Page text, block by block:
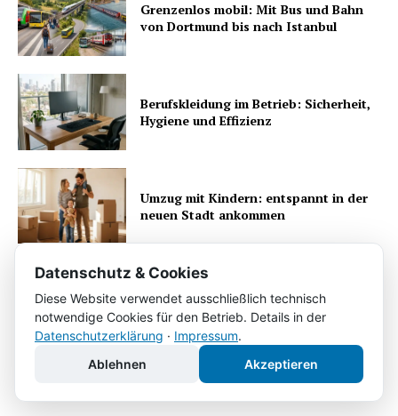
Grenzenlos mobil: Mit Bus und Bahn
von Dortmund bis nach Istanbul
Berufskleidung im Betrieb: Sicherheit,
Hygiene und Effizienz
Umzug mit Kindern: entspannt in der
neuen Stadt ankommen
Magnesium im Alltag: Was die gut
verträgliche Form auszeichnet
Datenschutz & Cookies
Diese Website verwendet ausschließlich technisch
notwendige Cookies für den Betrieb. Details in der
Datenschutzerklärung · Impressum.
Ablehnen
Akzeptieren